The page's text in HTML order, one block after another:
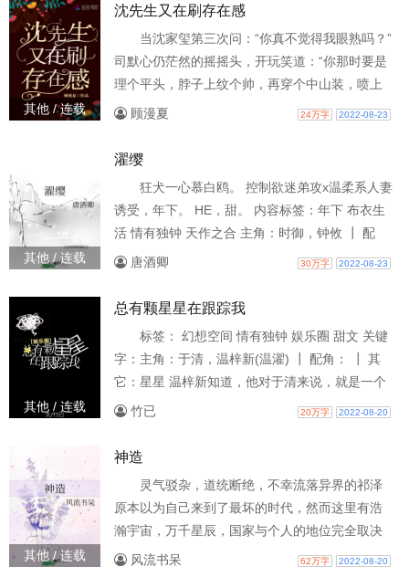
其他 / 连载
沈先生又在刷存在感
当沈家玺第三次问：“你真不觉得我眼熟吗？”
司默心仍茫然的摇摇头，开玩笑道：“你那时要是
理个平头，脖子上纹个帅，再穿个中山装，喷上
香水……我觉得我肯定过目不忘。” 第二天，司默
了。” 各位书友要是觉得《沈先生又在刷存在感》
推荐哦！
顾漫夏 24万字 2022-08-23
其他 / 连载
濯缨
狂犬一心慕白鸥。 控制欲迷弟攻x温柔系人妻
诱受，年下。 HE，甜。 内容标签：年下 布衣生
活 情有独钟 天作之合 主角：时御，钟攸 ┃ 配
角：诸人。 ┃ 其它：甜 各位书友要是觉得《濯
朋友推荐哦！
唐酒卿 30万字 2022-08-23
其他 / 连载
总有颗星星在跟踪我
标签： 幻想空间 情有独钟 娱乐圈 甜文 关键
字：主角：于清，温梓新(温濯) ┃ 配角： ┃ 其
它：星星 温梓新知道，他对于清来说，就是一个
洪水猛兽般的怪物，或许会在她毫无防备的时候
竹已 20万字 2022-08-20
其他 / 连载
神造
灵气驳杂，道统断绝，不幸流落异界的祁泽
原本以为自己来到了最坏的时代，然而这里有浩
瀚宇宙，万千星辰，国家与个人的地位完全取决
于科技发展与军事装备的强弱。祁泽忽然意识
风流书呆 62万字 2022-08-20